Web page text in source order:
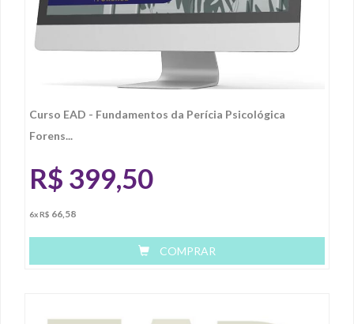
Curso EAD - Fundamentos da Perícia Psicológica
Forens...
R$ 399,50
6x R$ 66,58
COMPRAR